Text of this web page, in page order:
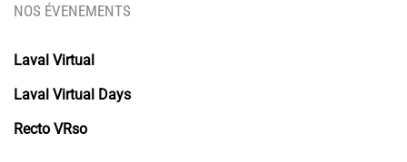
NOS ÉVENEMENTS
Laval Virtual
Laval Virtual Days
Recto VRso